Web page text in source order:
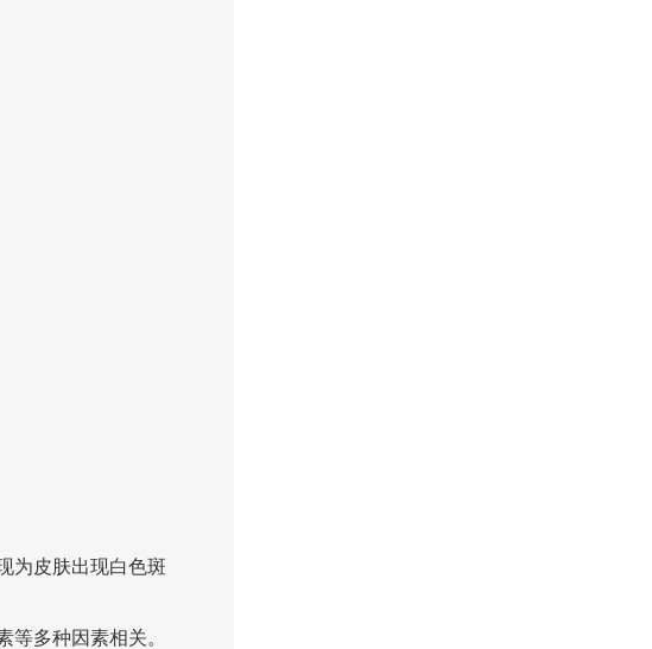
为皮肤出现白色斑
多种因素相关。